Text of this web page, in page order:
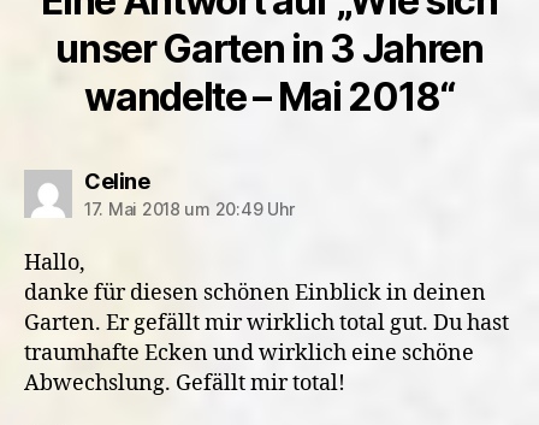
unser Garten in 3 Jahren
wandelte – Mai 2018“
Celinesagt:
17. Mai 2018 um 20:49 Uhr
Hallo,
danke für diesen schönen Einblick in deinen
Garten. Er gefällt mir wirklich total gut. Du hast
traumhafte Ecken und wirklich eine schöne
Abwechslung. Gefällt mir total!